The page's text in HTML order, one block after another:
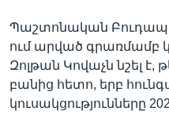
Պաշտոնական
ում արված գրառմամբ
Զոլթան Կովաչն նշել է,
բանից հետո, երբ
կուսակցությունները